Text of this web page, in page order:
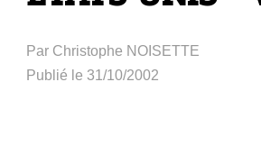
Par Christophe NOISETTE
Publié le 31/10/2002